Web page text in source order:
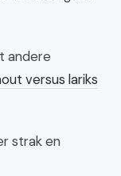
andere
versus lariks
strak en